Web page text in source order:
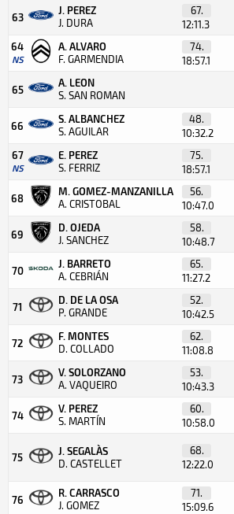
63
J. PEREZ
J. DURA
67.
12:11.3
64
NS
A. ALVARO
F. GARMENDIA
74.
18:57.1
65
A. LEON
S. SAN ROMAN
66
S. ALBANCHEZ
S. AGUILAR
48.
10:32.2
67
NS
E. PEREZ
S. FERRIZ
75.
18:57.1
68
M. GOMEZ-MANZANILLA
A. CRISTOBAL
56.
10:47.0
69
D. OJEDA
J. SANCHEZ
58.
10:48.7
70
J. BARRETO
A. CEBRIÁN
65.
11:27.2
71
D. DE LA OSA
P. GRANDE
52.
10:42.5
72
F. MONTES
D. COLLADO
62.
11:08.8
73
V. SOLORZANO
A. VAQUEIRO
53.
10:43.3
74
V. PEREZ
S. MARTÍN
60.
10:58.0
75
J. SEGALÀS
D. CASTELLET
68.
12:22.0
76
R. CARRASCO
J. GOMEZ
71.
15:09.6